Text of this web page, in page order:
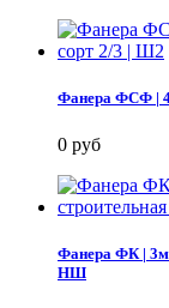
Фанера ФСФ |
0 руб
Фанера ФК |
НШ